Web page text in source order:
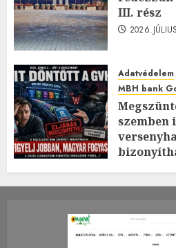
III. rész
Adatvédelem
MBH bank